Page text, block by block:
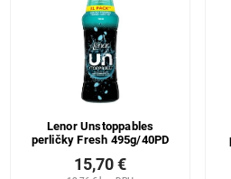
Lenor Unstoppables
perličky Fresh 495g/40PD
15,70 €